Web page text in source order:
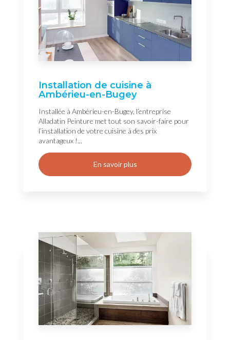
Installation de cuisine à
Ambérieu-en-Bugey
Installée à Ambérieu-en-Bugey, l’entreprise
Alladatin Peinture met tout son savoir-faire pour
l’installation de votre cuisine à des prix
avantageux !...
En savoir plus